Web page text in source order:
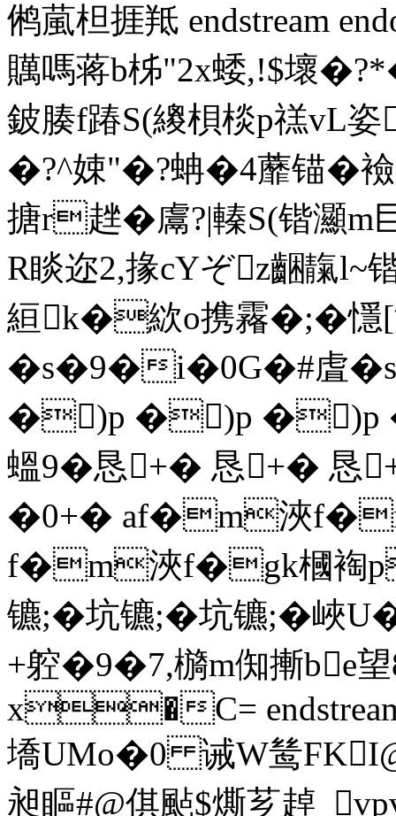
鸺葻柦捱 羝 endstream
贎嗎蒋b柹"2x蜲,!$壞
鈹腠f踳S(繌梖棪p禚vL
�?^娕"�?蚺�4蘼锚�
搪r趖�鬳?|轃S(锴灦m
R睒迩2,掾cYぞz齫靝l~
絙k�絘o携霿�;�懚
�s�9�i�0G�#虘
�)p �)p �)p
蝹9 �恳+� 恳+�
�0+� аf�m浹
f�m浹f�gk槶裪
镳;�坑镳;�坑镳;�峽
+躻�9�7,檹m倁摲be
x�C= endstream
墧UMo�0 诫W鸶
昶瞘#@倛颭$燍芗趠